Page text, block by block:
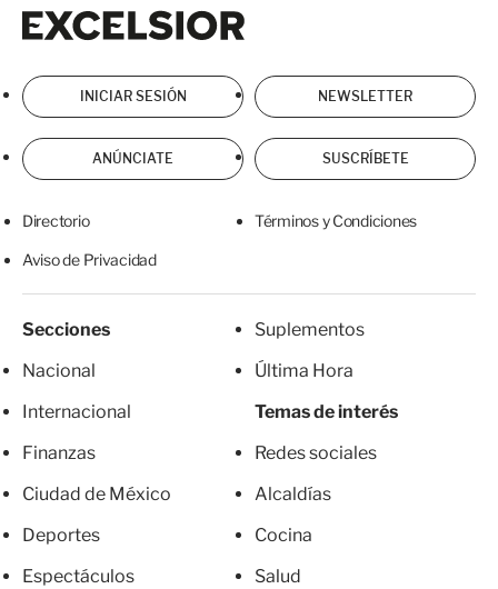
INICIAR SESIÓN NEWSLETTER
ANÚNCIATE SUSCRÍBETE
Directorio Términos y Condiciones
Aviso de Privacidad
Secciones
Nacional
Internacional
Finanzas
Ciudad de México
Deportes
Espectáculos
Suplementos
Última Hora
Temas de interés
Redes sociales
Alcaldías
Cocina
Salud